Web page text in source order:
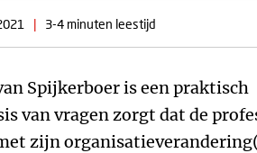
| 3-4 minuten leestijd
Spijkerboer is een praktisch
van vragen zorgt dat de
zijn